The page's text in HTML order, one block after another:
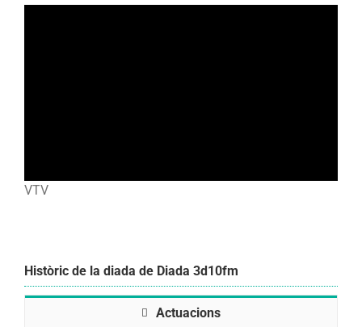
VTV
Històric de la diada de Diada 3d10fm
Actuacions